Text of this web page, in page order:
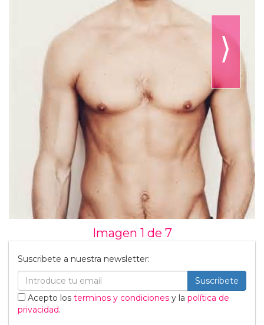
⟩
Imagen 1 de 7
Suscribete a nuestra newsletter:
Suscribete
Acepto los terminos y condiciones y la política de
privacidad.